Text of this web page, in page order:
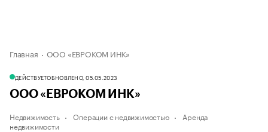
Главная ООО «ЕВРОКОМ ИНК»
ДЕЙСТВУЕТОБНОВЛЕНО, 05.05.2023
ООО «ЕВРОКОМ ИНК»
Недвижимость Операции с недвижимостью
Аренда
недвижимости